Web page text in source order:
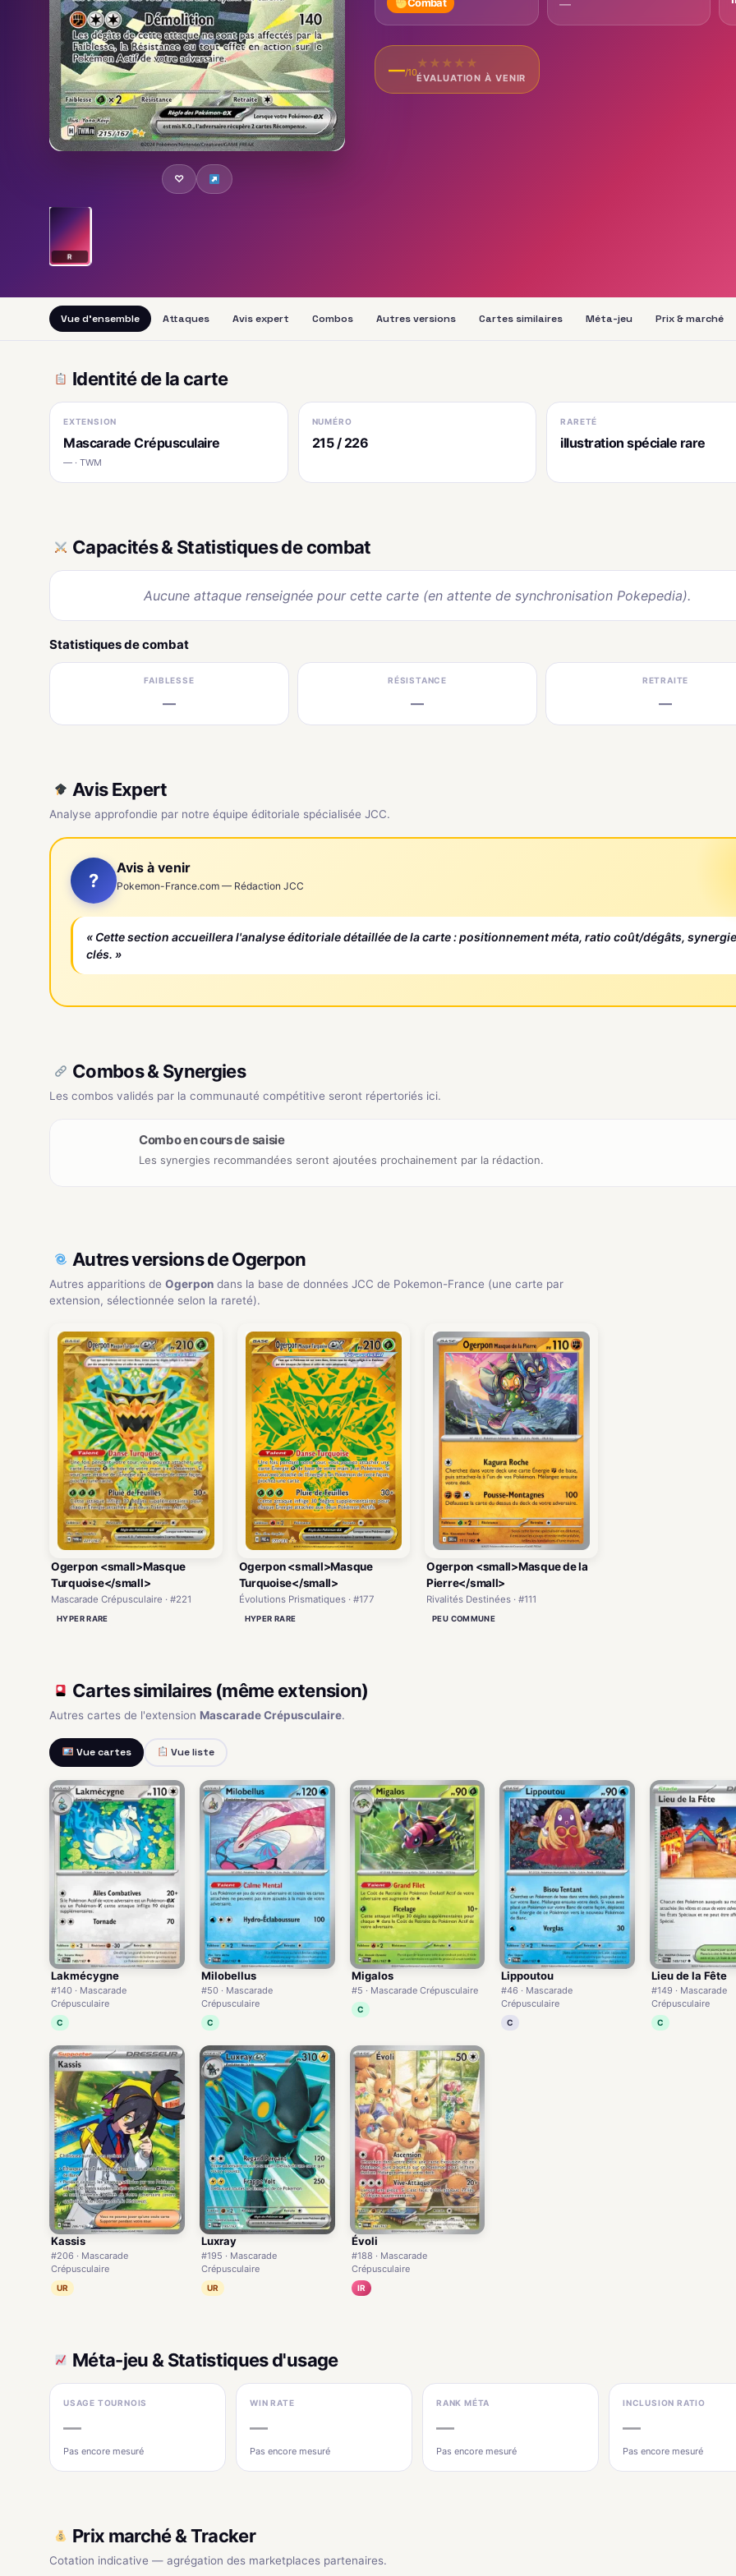
♡
R
—
—/10
★ ★ ★ ★ ★
ÉVALUATION À VENIR
Vue d'ensemble Attaques Avis expert Combos Autres versions Cartes similaires Méta-jeu Prix & marché
Identité de la carte
EXTENSION
Mascarade Crépusculaire
— · TWM
NUMÉRO
215 / 226
RARETÉ
illustration spéciale rare
Capacités & Statistiques de combat
Aucune attaque renseignée pour cette carte (en attente de synchronisation Pokepedia).
Statistiques de combat
FAIBLESSE
—
RÉSISTANCE
—
RETRAITE
—
Avis Expert
Analyse approfondie par notre équipe éditoriale spécialisée JCC.
?
Avis à venir
Pokemon-France.com — Rédaction JCC
« Cette section accueillera l'analyse éditoriale détaillée de la carte : positionnement méta, ratio coût/dégâts,
clés. »
Combos & Synergies
Les combos validés par la communauté compétitive seront répertoriés ici.
Combo en cours de saisie
Les synergies recommandées seront ajoutées prochainement par la rédaction.
Autres versions de Ogerpon
Autres apparitions de Ogerpon dans la base de données JCC de Pokemon-France (une carte par
extension, sélectionnée selon la rareté).
Ogerpon <small>Masque
Turquoise</small>
Mascarade Crépusculaire · #221
HYPER RARE
Ogerpon <small>Masque
Turquoise</small>
Évolutions Prismatiques · #177
HYPER RARE
Ogerpon <small>Masque de la
Pierre</small>
Rivalités Destinées · #111
PEU COMMUNE
Cartes similaires (même extension)
Autres cartes de l'extension Mascarade Crépusculaire.
Vue cartes Vue liste
Lakmécygne
#140 · Mascarade
Crépusculaire
C
Milobellus
#50 · Mascarade
Crépusculaire
C
Migalos
#5 · Mascarade Crépusculaire
C
Lippoutou
#46 · Mascarade
Crépusculaire
C
Lieu de la Fête
#149 · Mascarade
Crépusculaire
C
Kassis
#206 · Mascarade
Crépusculaire
UR
Luxray
#195 · Mascarade
Crépusculaire
UR
Évoli
#188 · Mascarade
Crépusculaire
IR
Méta-jeu & Statistiques d'usage
USAGE TOURNOIS
—
Pas encore mesuré
WIN RATE
—
Pas encore mesuré
RANK MÉTA
—
Pas encore mesuré
INCLUSION RATIO
—
Pas encore mesuré
Prix marché & Tracker
Cotation indicative — agrégation des marketplaces partenaires.